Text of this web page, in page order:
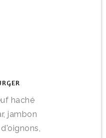
haché
jambon